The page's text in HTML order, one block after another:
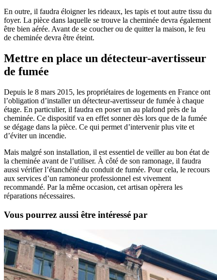
En outre, il faudra éloigner les rideaux, les tapis et tout autre tissu du
foyer. La pièce dans laquelle se trouve la cheminée devra également
être bien aérée. Avant de se coucher ou de quitter la maison, le feu
de cheminée devra être éteint.
Mettre en place un détecteur-avertisseur
de fumée
Depuis le 8 mars 2015, les propriétaires de logements en France ont
l’obligation d’installer un détecteur-avertisseur de fumée à chaque
étage. En particulier, il faudra en poser un au plafond près de la
cheminée. Ce dispositif va en effet sonner dès lors que de la fumée
se dégage dans la pièce. Ce qui permet d’intervenir plus vite et
d’éviter un incendie.
Mais malgré son installation, il est essentiel de veiller au bon état de
la cheminée avant de l’utiliser. À côté de son ramonage, il faudra
aussi vérifier l’étanchéité du conduit de fumée. Pour cela, le recours
aux services d’un ramoneur professionnel est vivement
recommandé. Par la même occasion, cet artisan opèrera les
réparations nécessaires.
Vous pourrez aussi être intéressé par